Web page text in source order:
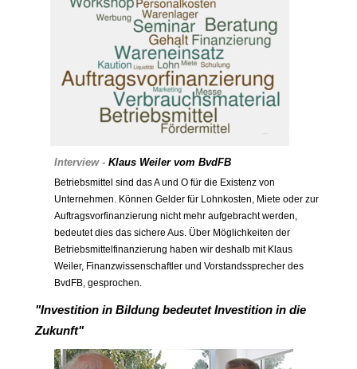
Interview - Klaus Weiler vom BvdFB
Betriebsmittel sind das A und O für die Existenz von
Unternehmen. Können Gelder für Lohnkosten, Miete oder zur
Auftragsvorfinanzierung nicht mehr aufgebracht werden,
bedeutet dies das sichere Aus. Über Möglichkeiten der
Betriebsmittelfinanzierung haben wir deshalb mit Klaus
Weiler, Finanzwissenschaftler und Vorstandssprecher des
BvdFB, gesprochen.
"Investition in Bildung bedeutet Investition in die
Zukunft"